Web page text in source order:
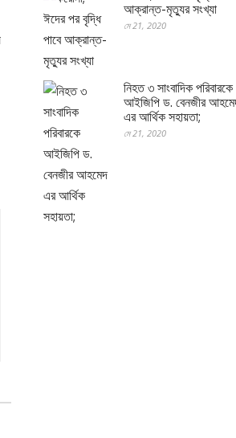
আক্রান্ত-মৃত্যুর সংখ্যা
মে 21, 2020
নিহত ৩ সাংবাদিক পরিবারকে
আইজিপি ড. বেনজীর
এর আর্থিক সহায়তা;
মে 21, 2020